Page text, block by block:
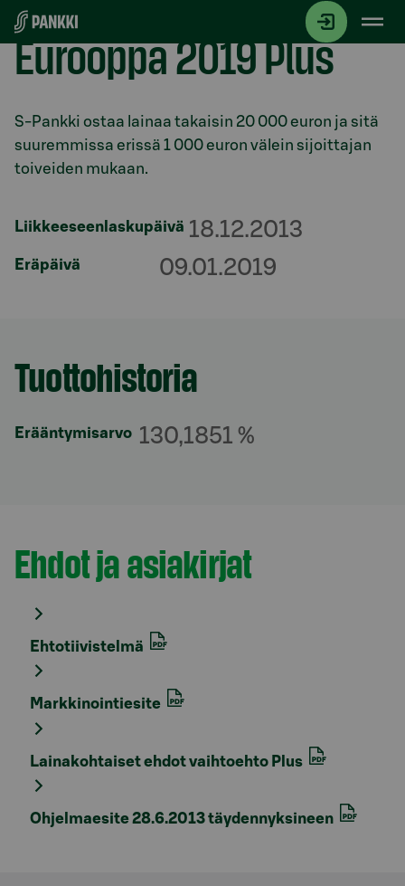
Siirry suoraan sisältöön
Eurooppa 2019 Plus
Osio otsikolla
S-Pankki ostaa lainaa takaisin 20 000 euron ja sitä
suuremmissa erissä 1 000 euron välein sijoittajan
toiveiden mukaan.
Liikkeeseenlaskupäivä 18.12.2013
Eräpäivä 09.01.2019
Osio otsikolla
Tuottohistoria
Erääntymisarvo 130,1851 %
Osio otsikolla
Ehdot ja asiakirjat
Ehtotiivistelmä
Markkinointiesite
Lainakohtaiset ehdot vaihtoehto Plus
Ohjelmaesite 28.6.2013 täydennyksineen